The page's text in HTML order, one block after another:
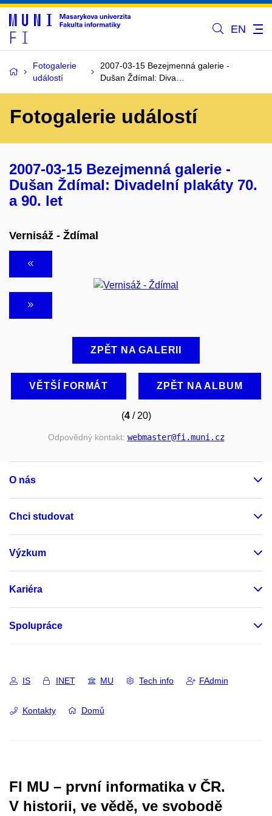
EN
Fotogalerie
událostí
2007-03-15 Bezejmenná galerie -
Dušan Ždímal: Diva…
Fotogalerie událostí
2007-03-15 Bezejmenná galerie -
Dušan Ždímal: Divadelní plakáty 70.
a 90. let
Vernisáž - Ždímal
ZPĚT NA GALERII
VĚTŠÍ FORMÁT ZPĚT NA ALBUM
(4/ 20)
Odpovědný kontakt: webmaster@fi.muni.cz
O nás
Chci studovat
Výzkum
Kariéra
Spolupráce
IS INET MU Tech info FAdmin
Kontakty Domů
FI MU – první informatika v ČR.
V historii, ve vědě, ve svobodě